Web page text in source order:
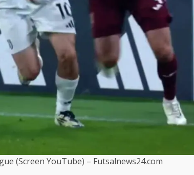
(Screen YouTube) – Futsalnews24.com